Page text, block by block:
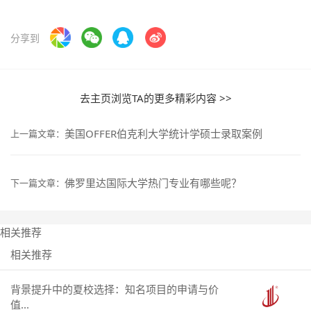
分享到
去主页浏览TA的更多精彩内容 >>
上一篇文章： 美国OFFER伯克利大学统计学硕士录取案例
下一篇文章： 佛罗里达国际大学热门专业有哪些呢？
相关推荐
相关推荐
背景提升中的夏校选择：知名项目的申请与价
值...